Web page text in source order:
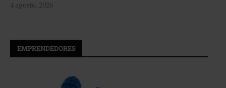
4 agosto, 2026
EMPRENDEDORES